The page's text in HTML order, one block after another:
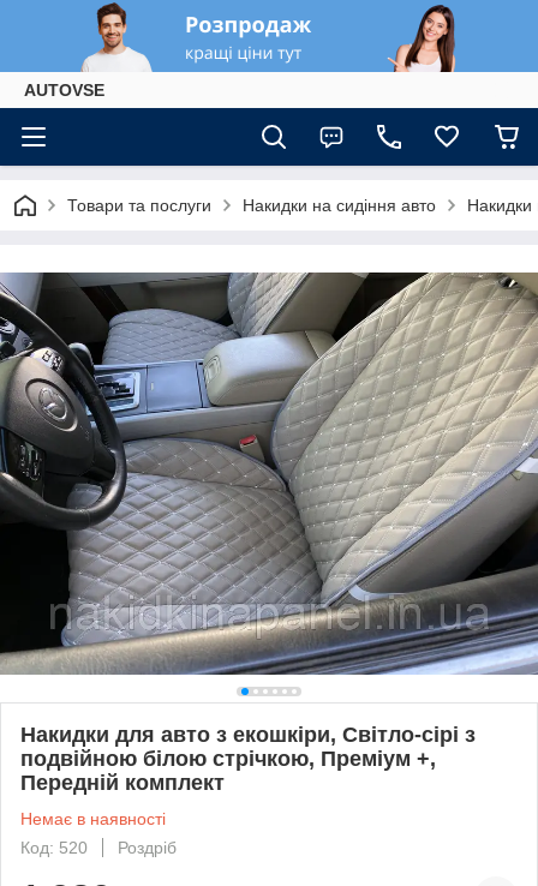
AUTOVSE
Товари та послуги Накидки на сидіння авто Накидки
Накидки для авто з екошкіри, Світло-сірі з
подвійною білою стрічкою, Преміум +,
Передній комплект
Немає в наявності
Код: 520
Роздріб